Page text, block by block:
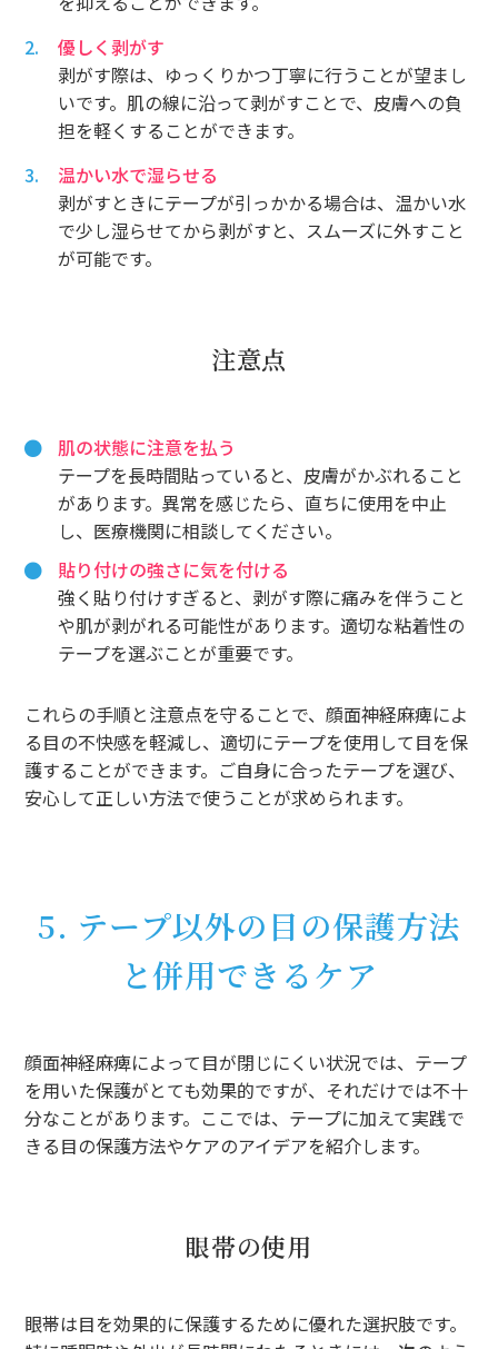
優しく剥がす
剥がす際は、ゆっくりかつ丁寧に行うことが望まし
いです。肌の線に沿って剥がすことで、皮膚への負
担を軽くすることができます。
温かい水で湿らせる
剥がすときにテープが引っかかる場合は、温かい水
で少し湿らせてから剥がすと、スムーズに外すこと
が可能です。
注意点
肌の状態に注意を払う
テープを長時間貼っていると、皮膚がかぶれること
があります。異常を感じたら、直ちに使用を中止
し、医療機関に相談してください。
貼り付けの強さに気を付ける
強く貼り付けすぎると、剥がす際に痛みを伴うこと
や肌が剥がれる可能性があります。適切な粘着性の
テープを選ぶことが重要です。
これらの手順と注意点を守ることで、顔面神経麻痺によ
る目の不快感を軽減し、適切にテープを使用して目を保
護することができます。ご自身に合ったテープを選び、
安心して正しい方法で使うことが求められます。
5. テープ以外の目の保護方法
と併用できるケア
顔面神経麻痺によって目が閉じにくい状況では、テープ
を用いた保護がとても効果的ですが、それだけでは不十
分なことがあります。ここでは、テープに加えて実践で
きる目の保護方法やケアのアイデアを紹介します。
眼帯の使用
眼帯は目を効果的に保護するために優れた選択肢です。